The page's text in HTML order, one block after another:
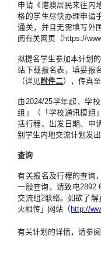
申请《港澳居民来往内
格的学生尽快办理申请
通关，并且无需填写外
阅有关网页（https://
拟提名学生参加本计划
站下载报名表，填妥报
（详见附件二），传真
由2024/25学年起，学
组」（「学校通讯模组
括行程、出发日期、申
别学生内地交流计划发
查询
有关报名及行程的查询
一般查询，请致电2892
交流组2联络。如欲了
火相传」网站（ http://
有关计划的详情，请参